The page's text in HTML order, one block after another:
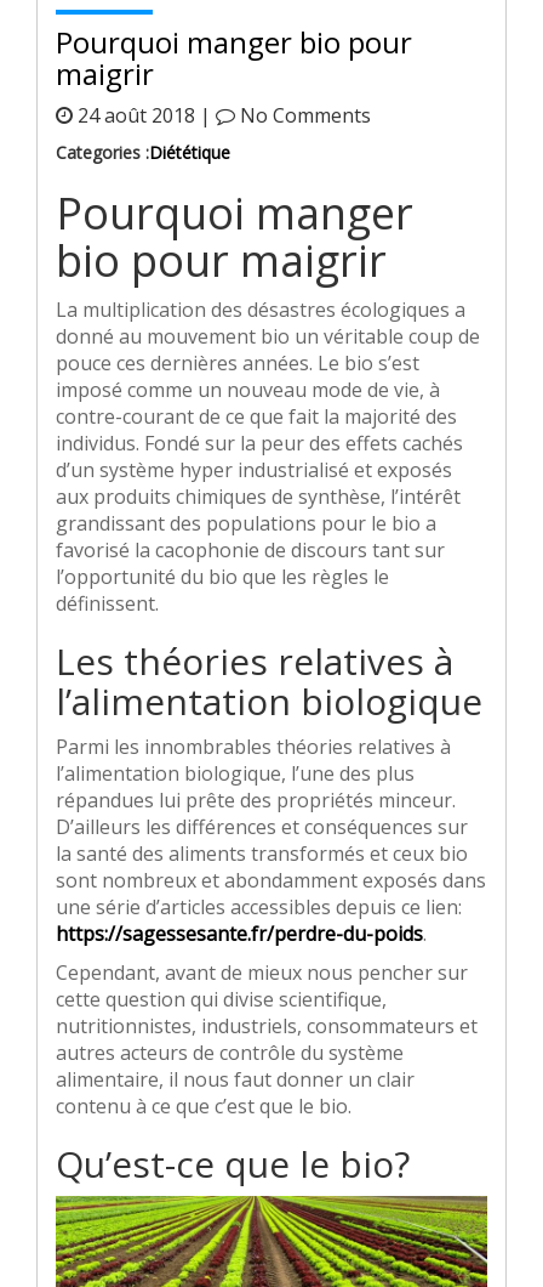
Pourquoi manger bio pour
maigrir
24 août 2018 | No Comments
Categories :Diététique
Pourquoi manger
bio pour maigrir
La multiplication des désastres écologiques a
donné au mouvement bio un véritable coup de
pouce ces dernières années. Le bio s’est
imposé comme un nouveau mode de vie, à
contre-courant de ce que fait la majorité des
individus. Fondé sur la peur des effets cachés
d’un système hyper industrialisé et exposés
aux produits chimiques de synthèse, l’intérêt
grandissant des populations pour le bio a
favorisé la cacophonie de discours tant sur
l’opportunité du bio que les règles le
définissent.
Les théories relatives à
l’alimentation biologique
Parmi les innombrables théories relatives à
l’alimentation biologique, l’une des plus
répandues lui prête des propriétés minceur.
D’ailleurs les différences et conséquences sur
la santé des aliments transformés et ceux bio
sont nombreux et abondamment exposés dans
une série d’articles accessibles depuis ce lien:
https://sagessesante.fr/perdre-du-poids.
Cependant, avant de mieux nous pencher sur
cette question qui divise scientifique,
nutritionnistes, industriels, consommateurs et
autres acteurs de contrôle du système
alimentaire, il nous faut donner un clair
contenu à ce que c’est que le bio.
Qu’est-ce que le bio?